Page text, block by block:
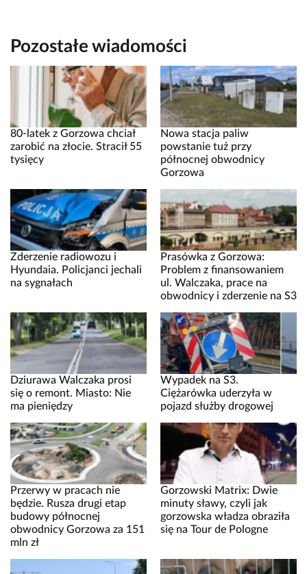
Pozostałe wiadomości
80-latek z Gorzowa chciał
zarobić na złocie. Stracił 55
tysięcy
Nowa stacja paliw
powstanie tuż przy
północnej obwodnicy
Gorzowa
Zderzenie radiowozu i
Hyundaia. Policjanci jechali
na sygnałach
Prasówka z Gorzowa:
Problem z finansowaniem
ul. Walczaka, prace na
obwodnicy i zderzenie na S3
Dziurawa Walczaka prosi
się o remont. Miasto: Nie
ma pieniędzy
Wypadek na S3.
Ciężarówka uderzyła w
pojazd służby drogowej
Przerwy w pracach nie
będzie. Rusza drugi etap
budowy północnej
obwodnicy Gorzowa za 151
mln zł
Gorzowski Matrix: Dwie
minuty sławy, czyli jak
gorzowska władza obraziła
się na Tour de Pologne